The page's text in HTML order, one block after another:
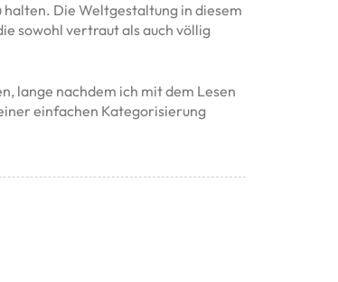
Die Weltgestaltung in diesem
sowohl vertraut als auch völlig
lange nachdem ich mit dem Lesen
einfachen Kategorisierung